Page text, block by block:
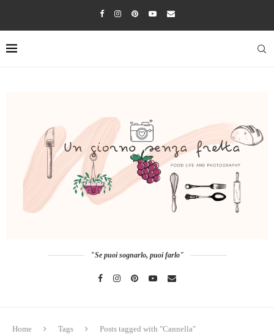
"Se puoi sognarlo, puoi farlo"
Home Tags Posts tagged with "Cannella"